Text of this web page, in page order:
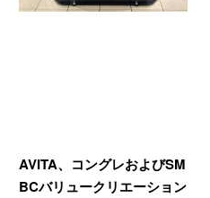
AVITA、コングレおよびSM
BCバリュークリエーション